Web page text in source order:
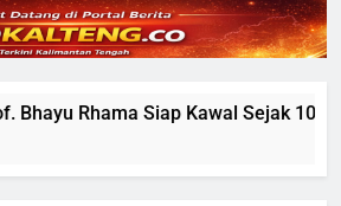
Rhama Siap Kawal Sejak 100 Hari